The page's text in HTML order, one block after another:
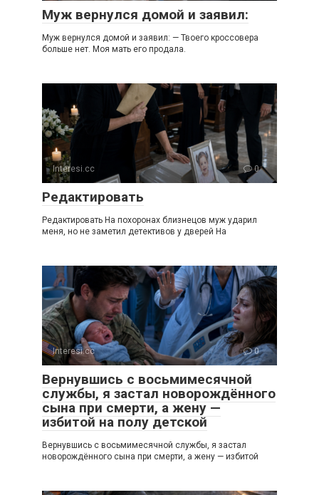
Муж вернулся домой и заявил:
Муж вернулся домой и заявил: — Твоего кроссовера
больше нет. Моя мать его продала.
Interesi.cc 0
Редактировать
Редактировать На похоронах близнецов муж ударил
меня, но не заметил детективов у дверей На
Interesi.cc 0
Вернувшись с восьмимесячной
службы, я застал новорождённого
сына при смерти, а жену —
избитой на полу детской
Вернувшись с восьмимесячной службы, я застал
новорождённого сына при смерти, а жену — избитой